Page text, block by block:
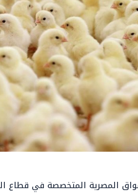
المصرية المتخصصة في قطاع